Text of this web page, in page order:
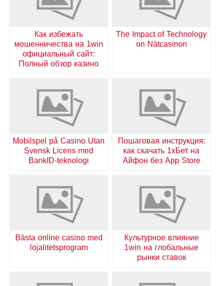
The Impact of Technology
on Nätcasinon
Как избежать
мошенничества на 1win
официальный сайт:
Полный обзор казино
Пошаговая инструкция:
как скачать 1хБет на
Айфон без App Store
Mobilspel på Casino Utan
Svensk Licens med
BankID-teknologi
Культурное влияние
1win на глобальные
рынки ставок
Bästa online casino med
lojalitetsprogram